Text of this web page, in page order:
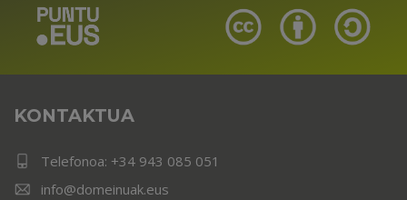
KONTAKTUA
Telefonoa: +34 943 085 051
info@domeinuak.eus